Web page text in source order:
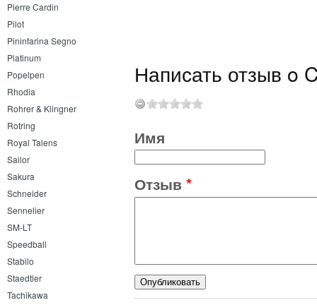
Pierre Cardin
Pilot
Pininfarina Segno
Platinum
Popelpen
Rhodia
Rohrer & Klingner
Rotring
Royal Talens
Sailor
Sakura
Schneider
Sennelier
SM-LT
Speedball
Stabilo
Staedtler
Tachikawa
Написать отзыв o
Имя
Отзыв *